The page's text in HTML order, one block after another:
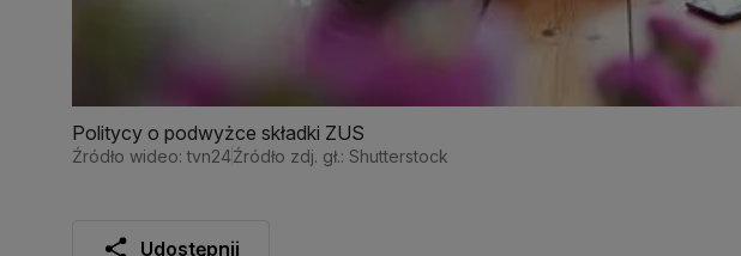
Politycy o podwyżce składki ZUS
Źródło wideo: tvn24Źródło zdj. gł.: Shutterstock
Udostępnij